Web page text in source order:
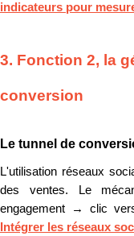
indicateurs pour
3. Fonction 2, la
conversion
Le tunnel de
L'utilisation réseaux
des ventes. Le
engagement → clic
Intégrer les réseaux